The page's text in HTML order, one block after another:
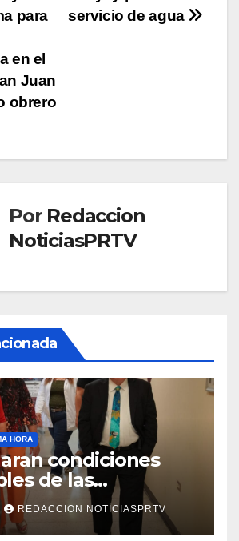
servicio de agua
para
en el
Juan
obrero
Por Redaccion
NoticiasPRTV
HORA
condiciones
de las
el Departamento
en Mayagüez
REDACCION NOTICIASPRTV